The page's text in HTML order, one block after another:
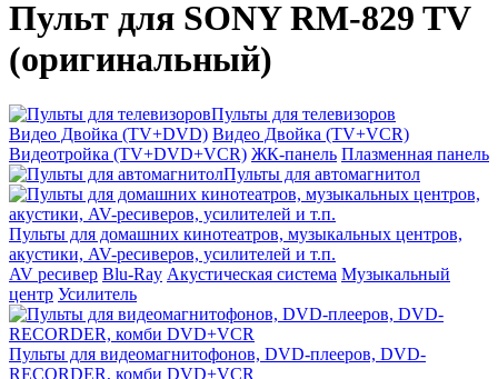
Пульт для SONY RM-829 TV
(оригинальный)
Пульты для телевизоров
Видео Двойка (TV+DVD) Видео Двойка (TV+VCR)
Видеотройка (TV+DVD+VCR) ЖК-панель Плазменная панель
Пульты для автомагнитол
Пульты для домашних кинотеатров, музыкальных центров,
акустики, AV-ресиверов, усилителей и т.п.
AV ресивер Blu-Ray Акустическая система Музыкальный
центр Усилитель
Пульты для видеомагнитофонов, DVD-плееров, DVD-
RECORDER, комби DVD+VCR